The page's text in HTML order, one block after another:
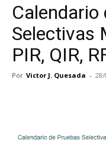
Calendario
Selectivas
PIR, QIR,
Por Victor J. Quesada - 28/